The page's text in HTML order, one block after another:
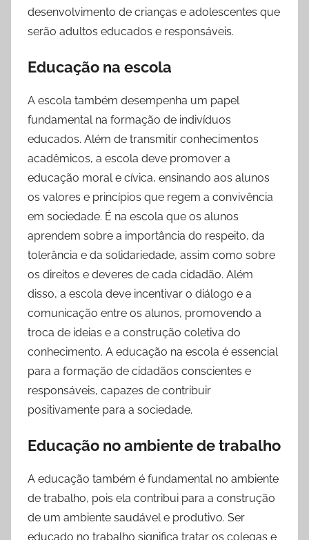
desenvolvimento de crianças e adolescentes que
serão adultos educados e responsáveis.
Educação na escola
A escola também desempenha um papel
fundamental na formação de indivíduos
educados. Além de transmitir conhecimentos
acadêmicos, a escola deve promover a
educação moral e cívica, ensinando aos alunos
os valores e princípios que regem a convivência
em sociedade. É na escola que os alunos
aprendem sobre a importância do respeito, da
tolerância e da solidariedade, assim como sobre
os direitos e deveres de cada cidadão. Além
disso, a escola deve incentivar o diálogo e a
comunicação entre os alunos, promovendo a
troca de ideias e a construção coletiva do
conhecimento. A educação na escola é essencial
para a formação de cidadãos conscientes e
responsáveis, capazes de contribuir
positivamente para a sociedade.
Educação no ambiente de trabalho
A educação também é fundamental no ambiente
de trabalho, pois ela contribui para a construção
de um ambiente saudável e produtivo. Ser
educado no trabalho significa tratar os colegas e